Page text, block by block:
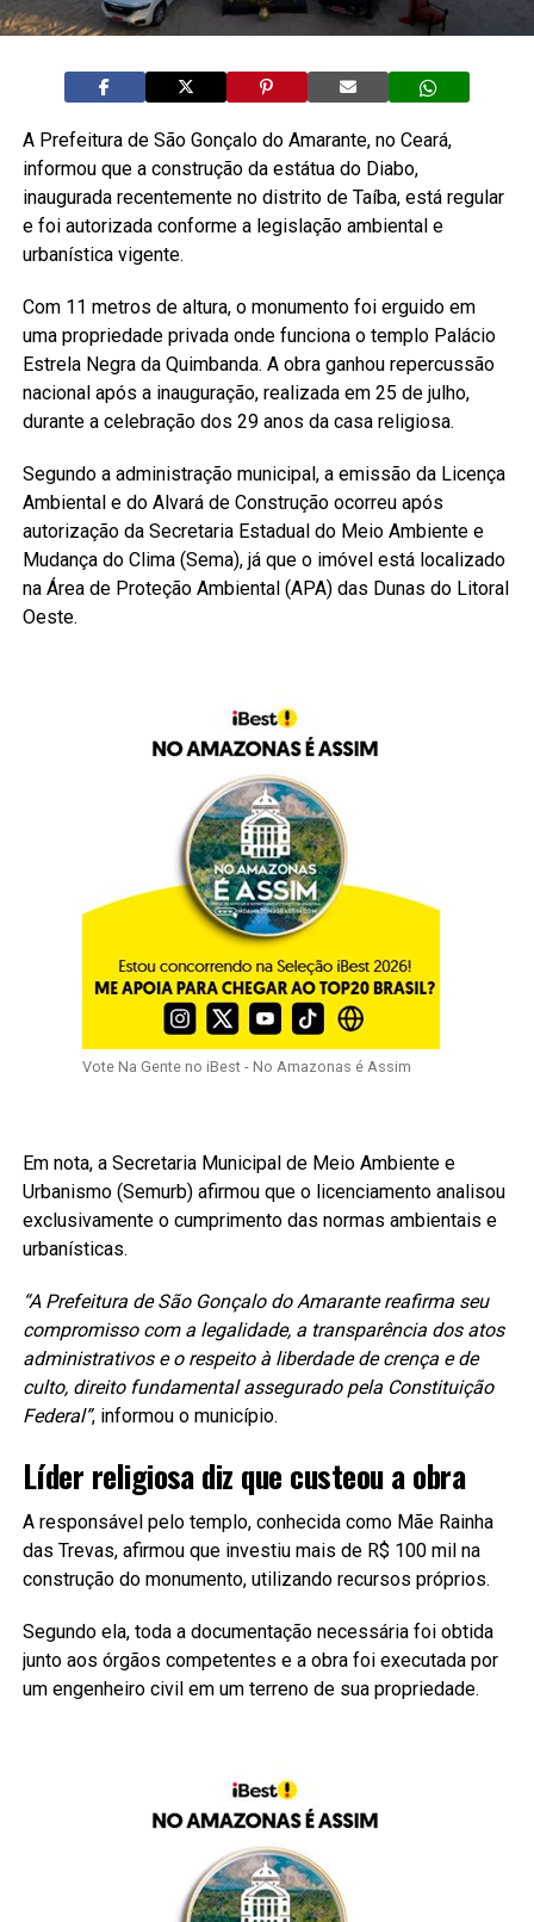
A Prefeitura de São Gonçalo do Amarante, no Ceará,
informou que a construção da estátua do Diabo,
inaugurada recentemente no distrito de Taíba, está regular
e foi autorizada conforme a legislação ambiental e
urbanística vigente.
Com 11 metros de altura, o monumento foi erguido em
uma propriedade privada onde funciona o templo Palácio
Estrela Negra da Quimbanda. A obra ganhou repercussão
nacional após a inauguração, realizada em 25 de julho,
durante a celebração dos 29 anos da casa religiosa.
Segundo a administração municipal, a emissão da Licença
Ambiental e do Alvará de Construção ocorreu após
autorização da Secretaria Estadual do Meio Ambiente e
Mudança do Clima (Sema), já que o imóvel está localizado
na Área de Proteção Ambiental (APA) das Dunas do Litoral
Oeste.
Vote Na Gente no iBest - No Amazonas é Assim
Em nota, a Secretaria Municipal de Meio Ambiente e
Urbanismo (Semurb) afirmou que o licenciamento analisou
exclusivamente o cumprimento das normas ambientais e
urbanísticas.
“A Prefeitura de São Gonçalo do Amarante reafirma seu
compromisso com a legalidade, a transparência dos atos
administrativos e o respeito à liberdade de crença e de
culto, direito fundamental assegurado pela Constituição
Federal”, informou o município.
Líder religiosa diz que custeou a obra
A responsável pelo templo, conhecida como Mãe Rainha
das Trevas, afirmou que investiu mais de R$ 100 mil na
construção do monumento, utilizando recursos próprios.
Segundo ela, toda a documentação necessária foi obtida
junto aos órgãos competentes e a obra foi executada por
um engenheiro civil em um terreno de sua propriedade.